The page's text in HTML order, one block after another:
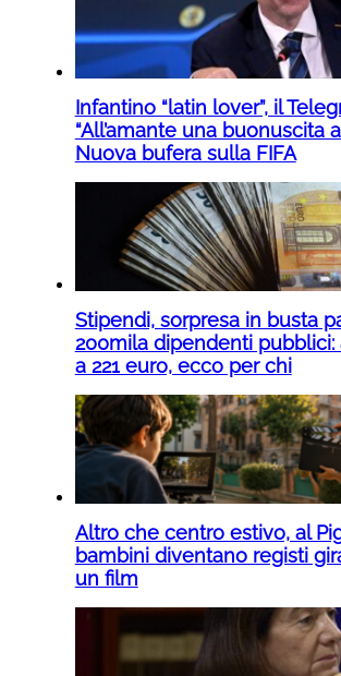
Infantino “latin lover”, il
“All’amante una buonuscita
Nuova bufera sulla FIFA
Stipendi, sorpresa in busta
200mila dipendenti
a 221 euro, ecco per chi
Altro che centro estivo, al
bambini diventano registi
un film